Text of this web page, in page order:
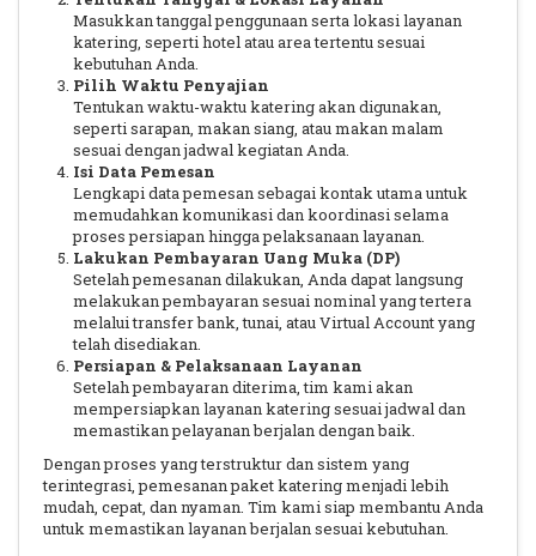
Masukkan tanggal penggunaan serta lokasi layanan
katering, seperti hotel atau area tertentu sesuai
kebutuhan Anda.
Pilih Waktu Penyajian
Tentukan waktu-waktu katering akan digunakan,
seperti sarapan, makan siang, atau makan malam
sesuai dengan jadwal kegiatan Anda.
Isi Data Pemesan
Lengkapi data pemesan sebagai kontak utama untuk
memudahkan komunikasi dan koordinasi selama
proses persiapan hingga pelaksanaan layanan.
Lakukan Pembayaran Uang Muka (DP)
Setelah pemesanan dilakukan, Anda dapat langsung
melakukan pembayaran sesuai nominal yang tertera
melalui transfer bank, tunai, atau Virtual Account yang
telah disediakan.
Persiapan & Pelaksanaan Layanan
Setelah pembayaran diterima, tim kami akan
mempersiapkan layanan katering sesuai jadwal dan
memastikan pelayanan berjalan dengan baik.
Dengan proses yang terstruktur dan sistem yang
terintegrasi, pemesanan paket katering menjadi lebih
mudah, cepat, dan nyaman. Tim kami siap membantu Anda
untuk memastikan layanan berjalan sesuai kebutuhan.